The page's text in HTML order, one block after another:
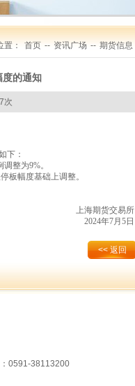
置： 首页 -- 资讯广场 -- 期货信息
的通知
次
下：
调整为9%。
板幅度基础上调整。
上海期货交易所
2024年7月 5日
<< 返回
0591-38113200